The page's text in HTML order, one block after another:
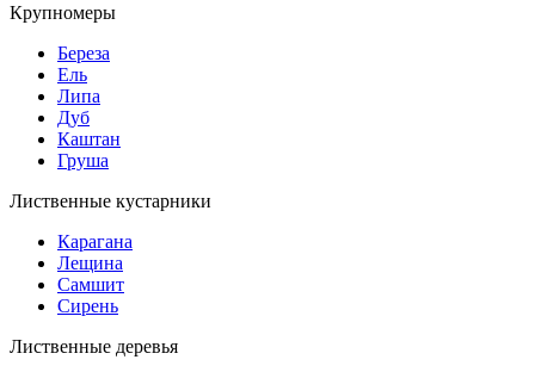
Крупномеры
Береза
Ель
Липа
Дуб
Каштан
Груша
Лиственные кустарники
Карагана
Лещина
Самшит
Сирень
Лиственные деревья